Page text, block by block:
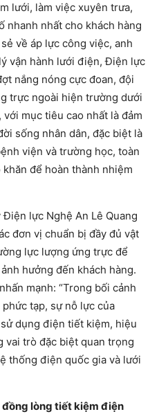
lưới, làm việc xuyên trưa,
nhanh nhất cho khách hàng
về áp lực công việc, anh
vận hành lưới điện, Điện lực
nắng nóng cực đoan, đội
trực ngoài hiện trường dưới
mục tiêu cao nhất là đảm
sống nhân dân, đặc biệt là
viện và trường học, toàn
để hoàn thành nhiệm
lực Nghệ An Lê Quang
đơn vị chuẩn bị đầy đủ vật
lực lượng ứng trực để
hưởng đến khách hàng.
mạnh: “Trong bối cảnh
tạp, sự nỗ lực của
dụng điện tiết kiệm, hiệu
vai trò đặc biệt quan trọng
thống điện quốc gia và lưới
lòng tiết kiệm điện